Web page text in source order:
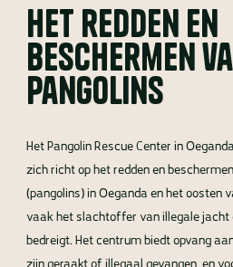
Het redden en
beschermen
Pangolins
Het Pangolin Rescue Center in
zich richt op het redden en
(pangolins) in Oeganda en het oosten
vaak het slachtoffer van illegale jacht
bedreigt. Het centrum biedt opvang
zijn geraakt of illegaal gevangen, en